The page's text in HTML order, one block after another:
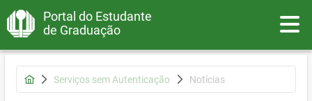
Portal do Estudante
de Graduação
Serviços sem Autenticação Notícias